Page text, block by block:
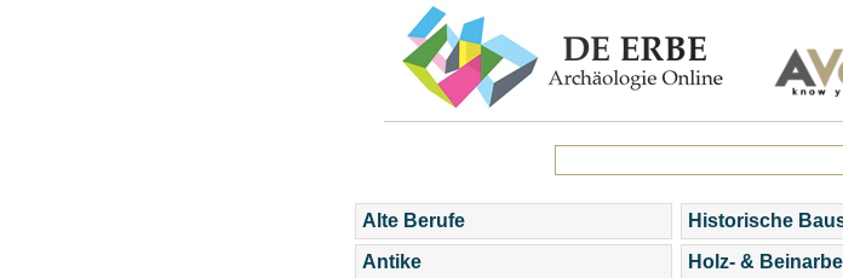
Alte Berufe
Antike
Historische
Holz- &